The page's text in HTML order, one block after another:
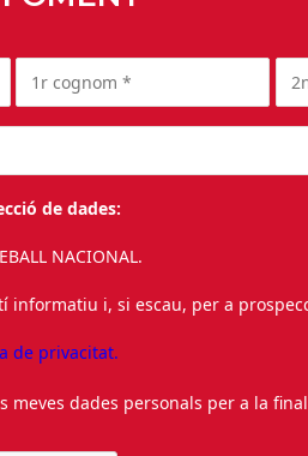
de dades:
NACIONAL.
informatiu i, si escau, per a
de privacitat.
meves dades personals per a la